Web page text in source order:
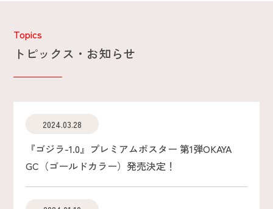
Topics
トピックス・お知らせ
2024.03.28
『ゴジラ-1.0』プレミアムポスター 第1弾OKAYA
GC（ゴールドカラー）発売決定！